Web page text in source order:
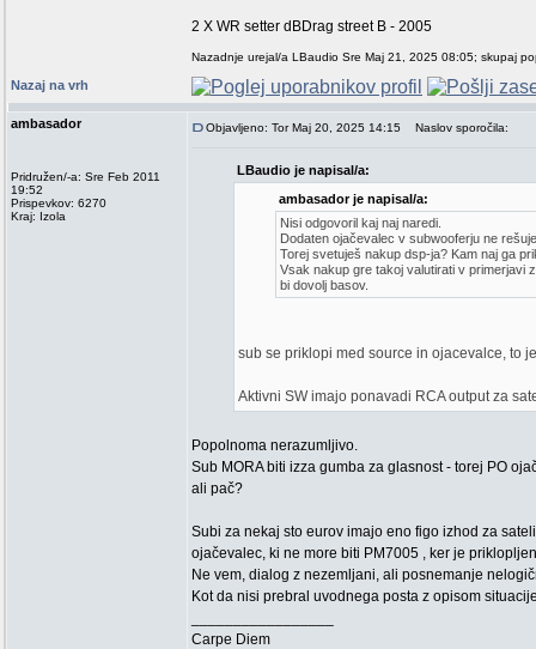
2 X WR setter dBDrag street B - 2005
Nazadnje urejal/a LBaudio Sre Maj 21, 2025 08:05; skupaj
Nazaj na vrh
ambasador
Pridružen/-a: Sre Feb 2011
19:52
Prispevkov: 6270
Kraj: Izola
Objavljeno: Tor Maj 20, 2025 14:15 Naslov sporočila:
LBaudio je napisal/a:
ambasador je napisal/a:
Nisi odgovoril kaj naj naredi.
Dodaten ojačevalec v subwooferju ne
Torej svetuješ nakup dsp-ja? Kam naj ga
Vsak nakup gre takoj valutirati v primerjavi
bi dovolj basov.
sub se priklopi med source in ojacevalce, to
Aktivni SW imajo ponavadi RCA output za
Popolnoma nerazumljivo.
Sub MORA biti izza gumba za glasnost - torej PO
ali pač?
Subi za nekaj sto eurov imajo eno figo izhod za
ojačevalec, ki ne more biti PM7005 , ker je
Ne vem, dialog z nezemljani, ali posnemanje
Kot da nisi prebral uvodnega posta z opisom
Carpe Diem